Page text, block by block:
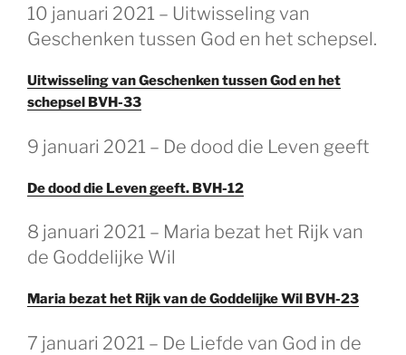
10 januari 2021 – Uitwisseling van
Geschenken tussen God en het schepsel.
Uitwisseling van Geschenken tussen God en het
schepsel BVH-33
9 januari 2021 – De dood die Leven geeft
De dood die Leven geeft. BVH-12
8 januari 2021 – Maria bezat het Rijk van
de Goddelijke Wil
Maria bezat het Rijk van de Goddelijke Wil BVH-23
7 januari 2021 – De Liefde van God in de